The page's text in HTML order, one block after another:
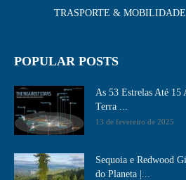
TRASPORTE & MOBILIDADE
POPULAR POSTS
As 53 Estrelas Até 15
Terra ...
13 de fevereiro de 2025
Sequoia e Redwood
do Planeta |...